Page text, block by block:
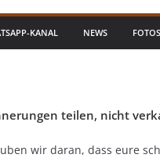
KANAL NEWS FOTOS
teilen, nicht
wir daran, dass eure